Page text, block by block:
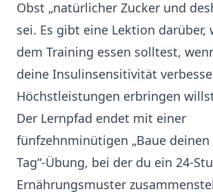
Obst „natürlicher Zucker und
sei. Es gibt eine Lektion darüber,
dem Training essen solltest,
deine Insulinsensitivität
Höchstleistungen erbringen
Der Lernpfad endet mit einer
fünfzehnminütigen „Baue deinen
Tag“-Übung, bei der du ein 24-
Ernährungsmuster